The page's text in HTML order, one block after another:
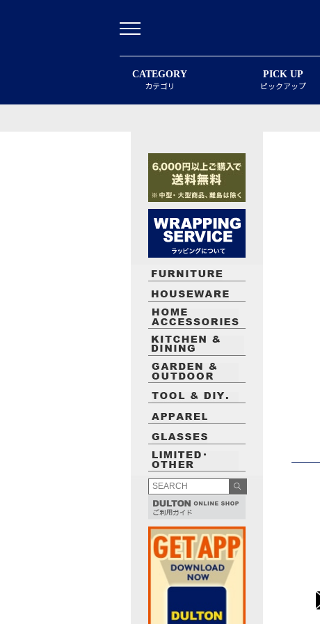
CATEGORY
カテゴリ
PICK UP
ピックアップ